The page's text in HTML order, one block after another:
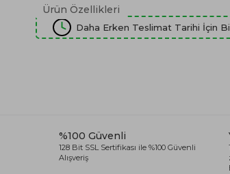
Ürün Özellikleri
Daha Erken Teslimat Tarihi İçin
%100 Güvenli
128 Bit SSL Sertifikası ile %100 Güvenli
Alışveriş